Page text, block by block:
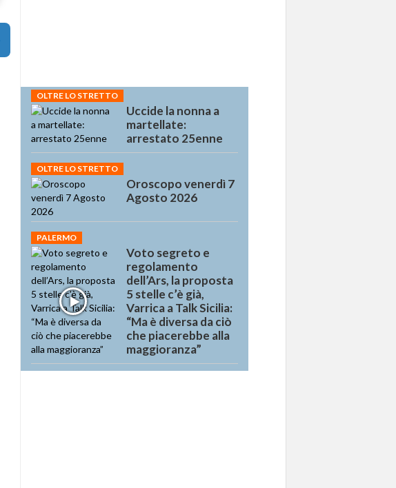
OLTRE LO STRETTO
Uccide la nonna a
martellate:
arrestato 25enne
OLTRE LO STRETTO
Oroscopo venerdì 7
Agosto 2026
PALERMO
Voto segreto e
regolamento
dell’Ars, la proposta
5 stelle c’è già,
Varrica a Talk Sicilia:
“Ma è diversa da ciò
che piacerebbe alla
maggioranza”